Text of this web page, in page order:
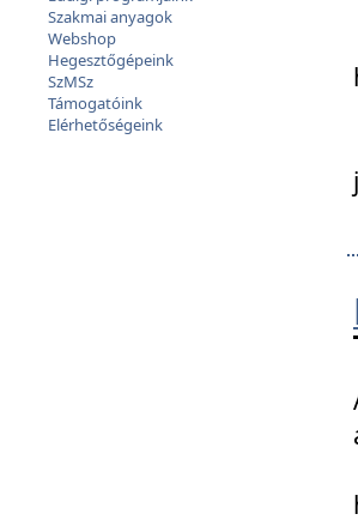
Szakmai anyagok
Webshop
Hegesztőgépeink
SzMSz
Támogatóink
Elérhetőségeink